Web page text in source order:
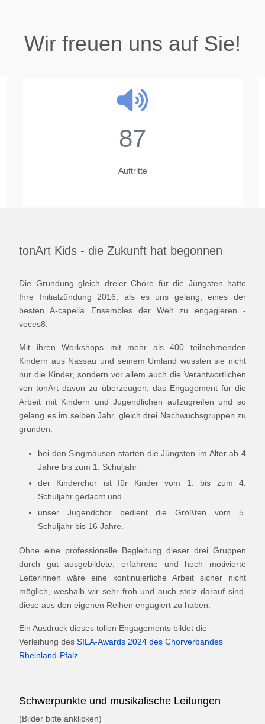
Wir freuen uns auf Sie!
87
Auftritte
tonArt Kids - die Zukunft hat begonnen
Die Gründung gleich dreier Chöre für die Jüngsten hatte
Ihre Initialzündung 2016, als es uns gelang, eines der
besten A-capella Ensembles der Welt zu engagieren -
voces8.
Mit ihren Workshops mit mehr als 400 teilnehmenden
Kindern aus Nassau und seinem Umland wussten sie nicht
nur die Kinder, sondern vor allem auch die Verantwortlichen
von tonArt davon zu überzeugen, das Engagement für die
Arbeit mit Kindern und Jugendlichen aufzugreifen und so
gelang es im selben Jahr, gleich drei Nachwuchsgruppen zu
gründen:
bei den Singmäusen starten die Jüngsten im Alter ab 4
Jahre bis zum 1. Schuljahr
der Kinderchor ist für Kinder vom 1. bis zum 4.
Schuljahr gedacht und
unser Jugendchor bedient die Größten vom 5.
Schuljahr bis 16 Jahre.
Ohne eine professionelle Begleitung dieser drei Gruppen
durch gut ausgebildete, erfahrene und hoch motivierte
Leiterinnen wäre eine kontinuierliche Arbeit sicher nicht
möglich, weshalb wir sehr froh und auch stolz darauf sind,
diese aus den eigenen Reihen engagiert zu haben.
Ein Ausdruck dieses tollen Engagements bildet die
Verleihung des SILA-Awards 2024 des Chorverbandes
Rheinland-Pfalz
Schwerpunkte und musikalische Leitungen
(Bilder bitte anklicken)